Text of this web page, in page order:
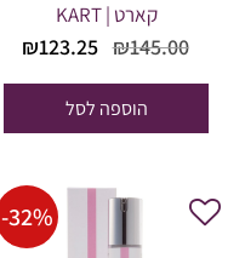
קארט | KART
₪145.00
המחיר
₪145.00.
₪123.25
הוספה לסל
-32%